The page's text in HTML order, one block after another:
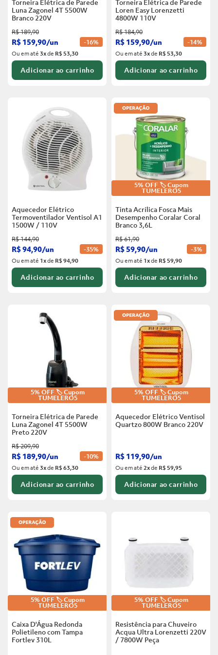
Torneira Elétrica de Parede
Luna Zagonel 4T 5500W
Branco 220V
R$189,90
R$ 159,90/un -16%
Ou em até3xde R$ 53,30
Adicionar ao carrinho
Torneira Elétrica de Parede
Loren Easy Lorenzetti
4800W 110V
R$184,90
R$ 159,90/un -14%
Ou em até3xde R$ 53,30
Adicionar ao carrinho
Aquecedor Elétrico
Termoventilador Ventisol A1
1500W / 110V
R$144,90
R$94,90/un -35%
Ou em até 1xde R$ 94,90
Adicionar ao carrinho
5% OFF 🏷️ Cupom
TUMELERO5
Tinta Acrílica Fosca Mais
Desempenho Coralar Coral
Branco 3,6L
R$61,90
R$59,90/un -3%
Ou em até 1xde R$ 59,90
Adicionar ao carrinho
5% OFF 🏷️ Cupom
TUMELERO5
Torneira Elétrica de Parede
Luna Zagonel 4T 5500W
Preto 220V
R$209,90
R$ 189,90/un -10%
Ou em até3xde R$ 63,30
Adicionar ao carrinho
5% OFF 🏷️ Cupom
TUMELERO5
Aquecedor Elétrico Ventisol
Quartzo 800W Branco 220V
R$ 119,90/un
Ou em até2xde R$ 59,95
Adicionar ao carrinho
5% OFF 🏷️ Cupom
TUMELERO5
Caixa D'Água Redonda
Polietileno com Tampa
Fortlev 310L
5% OFF 🏷️ Cupom
TUMELERO5
Resistência para Chuveiro
Acqua Ultra Lorenzetti 220V
/ 7800W Peça